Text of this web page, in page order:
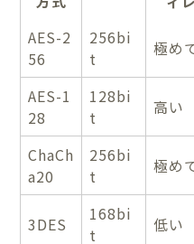
AES-2
56
256bi
t
極め
AES-1
28
128bi
t
高い
ChaCh
a20
256bi
t
極め
3DES
168bi
t
低い